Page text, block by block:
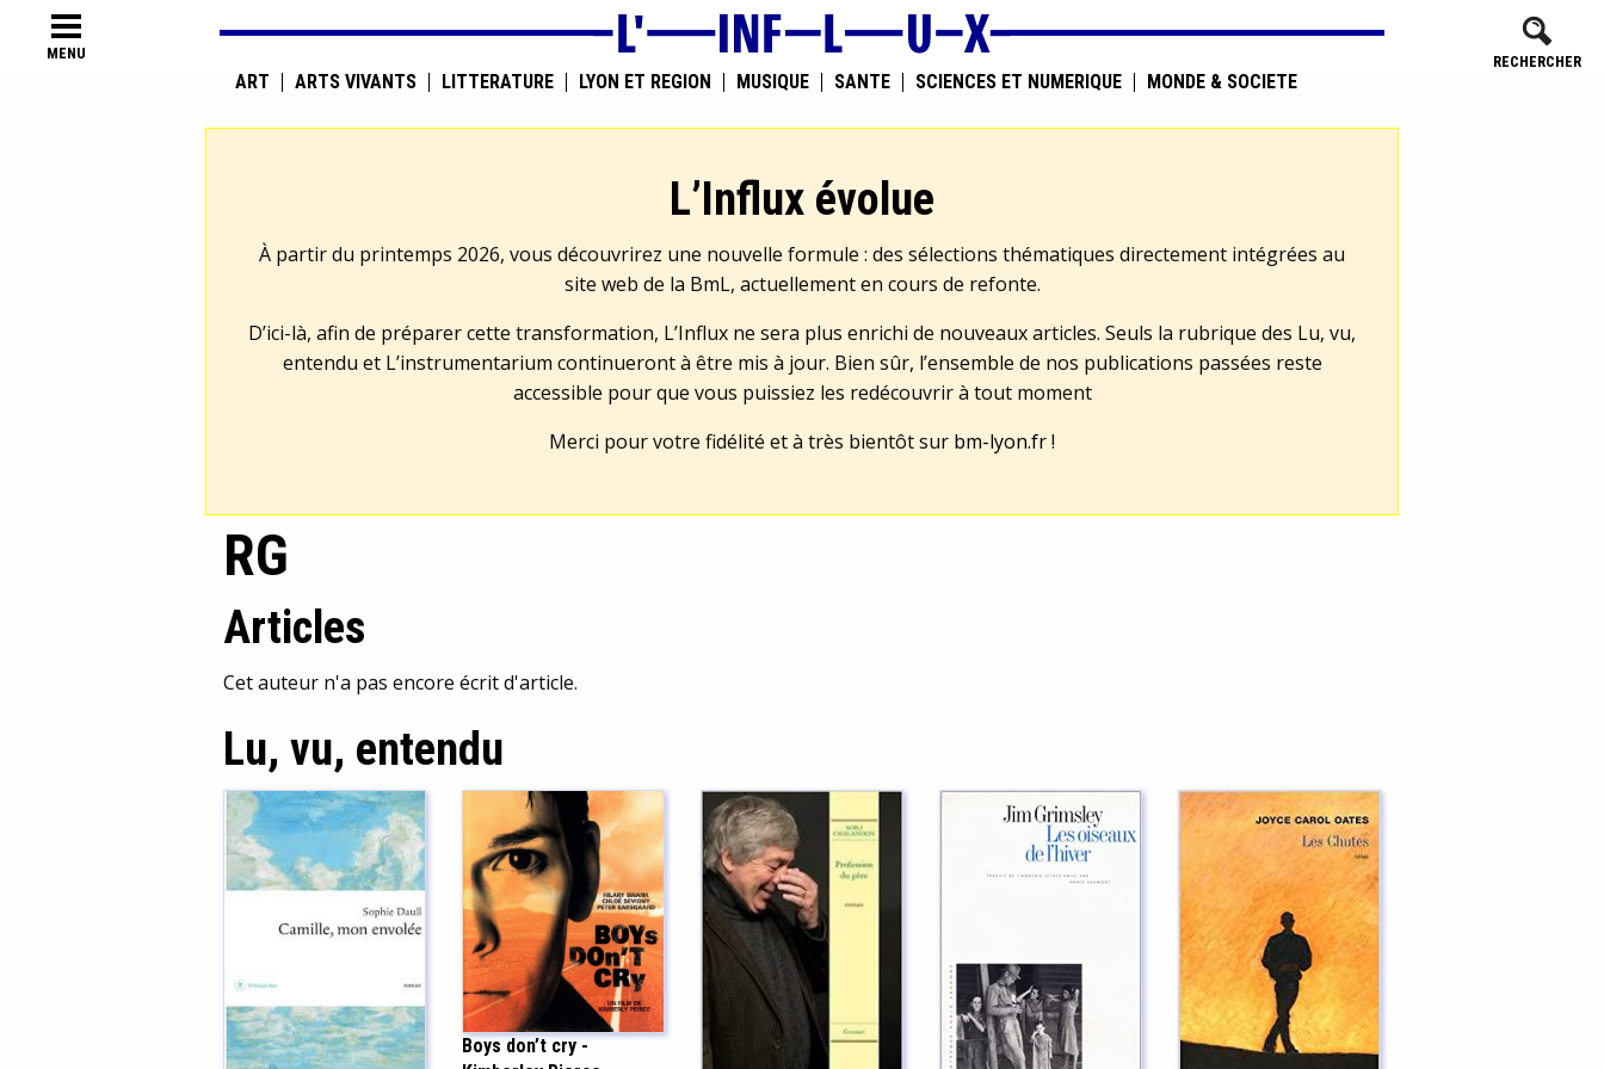
MENU RECHERCHER
ART ARTS VIVANTS LITTÉRATURE LYON ET RÉGION MUSIQUE SANTÉ SCIENCES ET NUMÉRIQUE MONDE & SOCIÉTÉ
L’Influx évolue
À partir du printemps 2026, vous découvrirez une nouvelle formule : des sélections thématiques directement intégrées au
site web de la BmL, actuellement en cours de refonte.
D’ici-là, afin de préparer cette transformation, L’Influx ne sera plus enrichi de nouveaux articles. Seuls la rubrique des Lu, vu,
entendu et L’instrumentarium continueront à être mis à jour. Bien sûr, l’ensemble de nos publications passées reste
accessible pour que vous puissiez les redécouvrir à tout moment
Merci pour votre fidélité et à très bientôt sur bm-lyon.fr!
RG
Articles
Cet auteur n'a pas encore écrit d'article.
Lu, vu, entendu
Boys don’t cry -